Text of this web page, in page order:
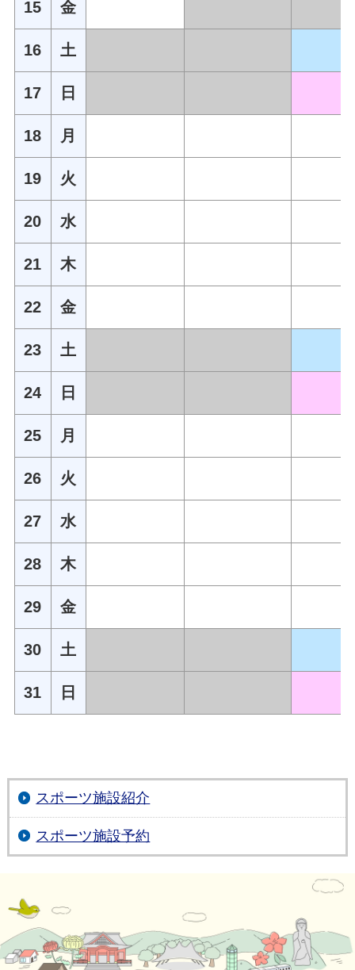
15 金
16 土
17 日
18 月
19 火
20 水
21 木
22 金
23 土
24 日
25 月
26 火
27 水
28 木
29 金
30 土
31 日
スポーツ施設紹介
スポーツ施設予約